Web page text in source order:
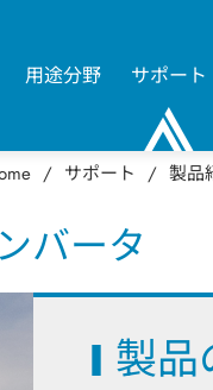
用途分野 サポート
サポート 製品
バータ
製品